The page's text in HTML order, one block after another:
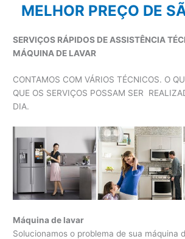
MELHOR PREÇO DE
SERVIÇOS RÁPIDOS DE ASSISTÊNCIA
MÁQUINA DE LAVAR
CONTAMOS COM VÁRIOS TÉCNICOS. O
QUE OS SERVIÇOS POSSAM SER
DIA.
Máquina de lavar
Solucionamos o problema de sua máquina